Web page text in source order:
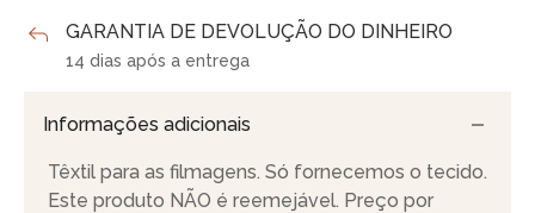
GARANTIA DE DEVOLUÇÃO DO DINHEIRO
14 dias após a entrega
Informações adicionais
Têxtil para as filmagens. Só fornecemos o tecido.
Este produto NÃO é reemejável. Preço por